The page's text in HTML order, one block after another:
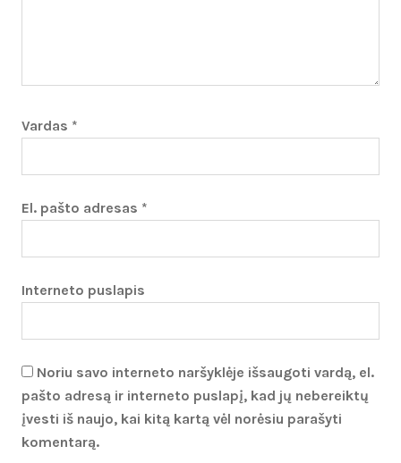
Vardas *
El. pašto adresas *
Interneto puslapis
Noriu savo interneto naršyklėje išsaugoti vardą, el.
pašto adresą ir interneto puslapį, kad jų nebereiktų
įvesti iš naujo, kai kitą kartą vėl norėsiu parašyti
komentarą.